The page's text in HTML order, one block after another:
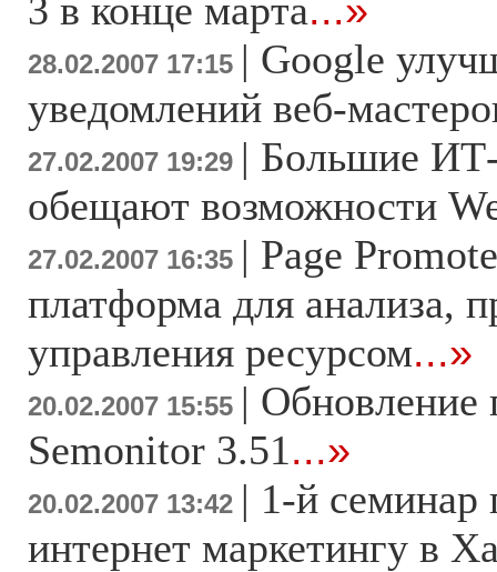
3 в конце марта...»
28.02.2007 17:15 | Google
уведомлений веб-
27.02.2007 19:29 | Большие
обещают возможности
27.02.2007 16:35 | Page
платформа для анализа,
управления ресурсом...»
20.02.2007 15:55 | Обновление
Semonitor 3.51...»
20.02.2007 13:42 | 1-й семинар
интернет маркетингу в